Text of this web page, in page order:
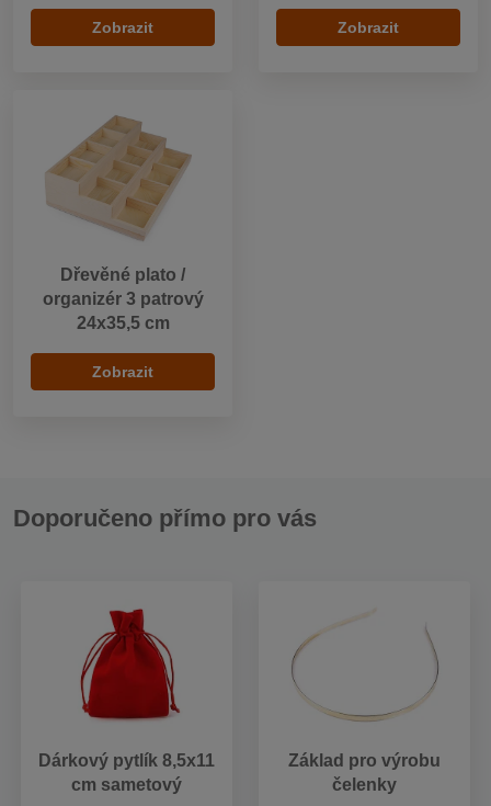
Zobrazit Zobrazit
Dřevěné plato /
organizér 3 patrový
24x35,5 cm
Zobrazit
Doporučeno přímo pro vás
Dárkový pytlík 8,5x11
cm sametový
Základ pro výrobu
čelenky